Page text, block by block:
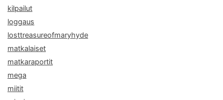
kilpailut
loggaus
losttreasureofmaryhyde
matkalaiset
matkaraportit
mega
miitit